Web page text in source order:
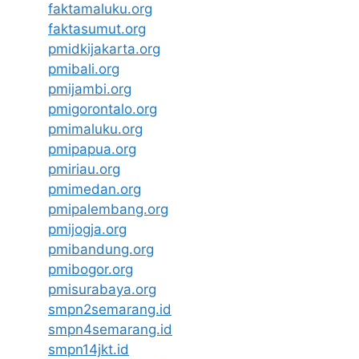
faktamaluku.org
faktasumut.org
pmidkijakarta.org
pmibali.org
pmijambi.org
pmigorontalo.org
pmimaluku.org
pmipapua.org
pmiriau.org
pmimedan.org
pmipalembang.org
pmijogja.org
pmibandung.org
pmibogor.org
pmisurabaya.org
smpn2semarang.id
smpn4semarang.id
smpn14jkt.id